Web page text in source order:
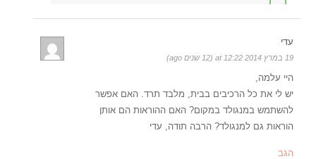
עדי
19 במרץ 2014 at 12:22 (12 שנים ago)
היי עלמה,
יש לי את כל הרכיבים בבית, מלבד תרד. האם אפשר
להשתמש במנגולד במקום? האם ההוראות הם אותן
הוראות גם למנגולד? הרבה תודה, עדי
הגב